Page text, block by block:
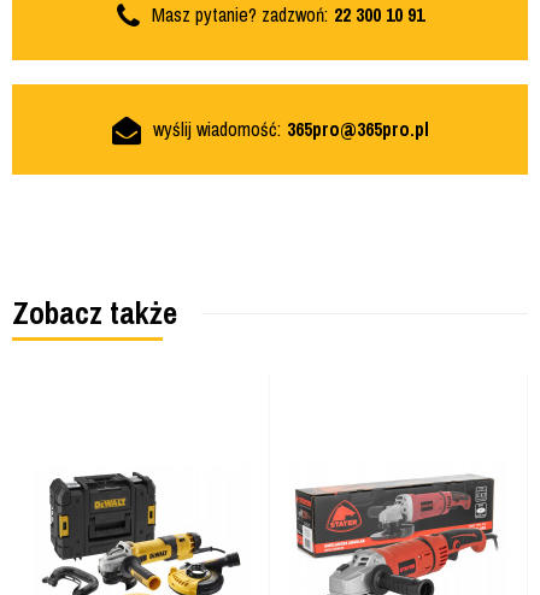
Masz pytanie? zadzwoń: 22 300 10 91
wyślij wiadomość: 365pro@365pro.pl
Zobacz także